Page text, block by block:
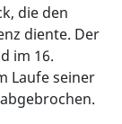
die den
diente. Der
im 16.
Laufe seiner